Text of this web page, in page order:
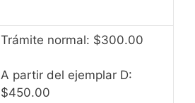
Trámite normal: $300.00
A partir del ejemplar D:
$450.00